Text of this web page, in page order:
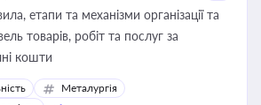
етапи та механізми організації та
товарів, робіт та послуг за
кошти
Металургія